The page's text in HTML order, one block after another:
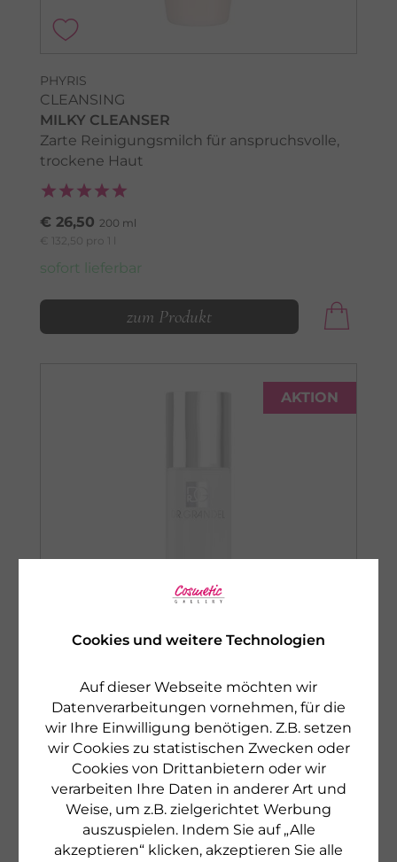
Cookies und weitere Technologien
Auf dieser Webseite möchten wir
Datenverarbeitungen vornehmen, für die
wir Ihre Einwilligung benötigen. Z.B. setzen
wir Cookies zu statistischen Zwecken oder
Cookies von Drittanbietern oder wir
verarbeiten Ihre Daten in anderer Art und
Weise, um z.B. zielgerichtet Werbung
auszuspielen. Indem Sie auf „Alle
akzeptieren“ klicken, akzeptieren Sie alle
PHYRIS
CLEANSING
MILKY CLEANSER
Zarte Reinigungsmilch für anspruchsvolle,
trockene Haut
€ 26,50 200 ml
€ 132,50 pro 1 l
sofort lieferbar
zum Produkt
AKTION
DR. GRANDEL
CLEANSING
SOFT TONIC
Mildes Gesichtswasser
€ 26,50 200 ml
€ 132,50 pro 1 l